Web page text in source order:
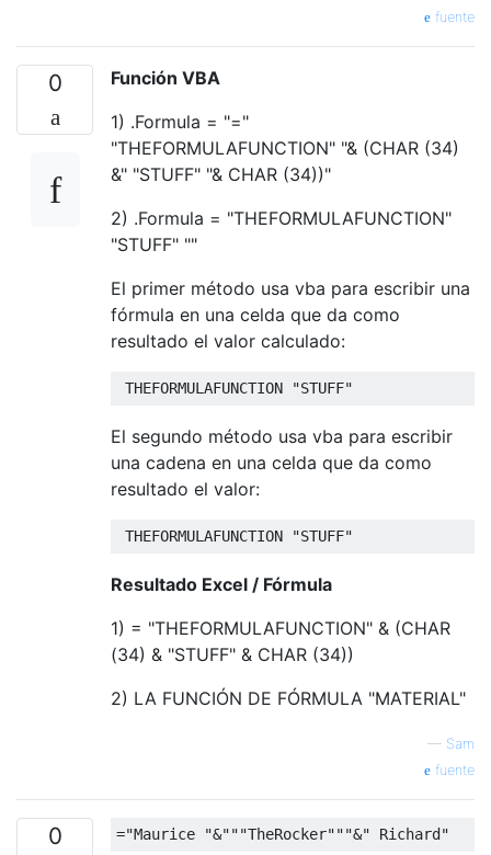
fuente
0
Función VBA
1) .Formula = "="
"THEFORMULAFUNCTION" "& ​​(CHAR (34)
&" "STUFF" "& CHAR (34))"
2) .Formula = "THEFORMULAFUNCTION"
"STUFF" ""
El primer método usa vba para escribir una
fórmula en una celda que da como
resultado el valor calculado:
El segundo método usa vba para escribir
una cadena en una celda que da como
resultado el valor:
Resultado Excel / Fórmula
1) = "THEFORMULAFUNCTION" & (CHAR
(34) & "STUFF" & CHAR (34))
2) LA FUNCIÓN DE FÓRMULA "MATERIAL"
— Sam
fuente
0